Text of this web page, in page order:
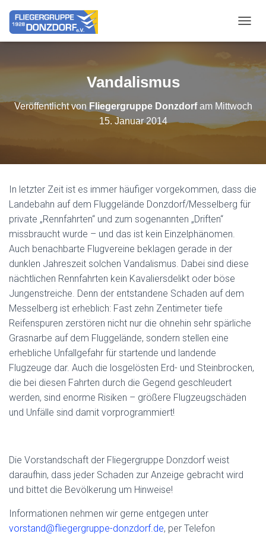
Vandalismus
Veröffentlicht vonFliegergruppe Donzdorfam Mittwoch
15. Januar 2014
In letzter Zeit ist es immer häufiger vorgekommen, dass die
Landebahn auf dem Fluggelände Donzdorf/Messelberg für
private „Rennfahrten“ und zum sogenannten „Driften“
missbraucht wurde – und das ist kein Einzelphänomen.
Auch benachbarte Flugvereine beklagen gerade in der
dunklen Jahreszeit solchen Vandalismus. Dabei sind diese
nächtlichen Rennfahrten kein Kavaliersdelikt oder böse
Jungenstreiche. Denn der entstandene Schaden auf dem
Messelberg ist erheblich: Fast zehn Zentimeter tiefe
Reifenspuren zerstören nicht nur die ohnehin sehr spärliche
Grasnarbe auf dem Fluggelände, sondern stellen eine
erhebliche Unfallgefahr für startende und landende
Flugzeuge dar. Auch die losgelösten Erd- und Steinbrocken,
die bei diesen Fahrten durch die Gegend geschleudert
werden, sind enorme Risiken – größere Flugzeugschäden
und Unfälle sind damit vorprogrammiert!
Die Vorstandschaft der Fliegergruppe Donzdorf weist
daraufhin, dass jeder Schaden zur Anzeige gebracht wird
und bittet die Bevölkerung um Hinweise!
Informationen nehmen wir gerne entgegen unter
vorstand@fliegergruppe-donzdorf.de, per Telefon